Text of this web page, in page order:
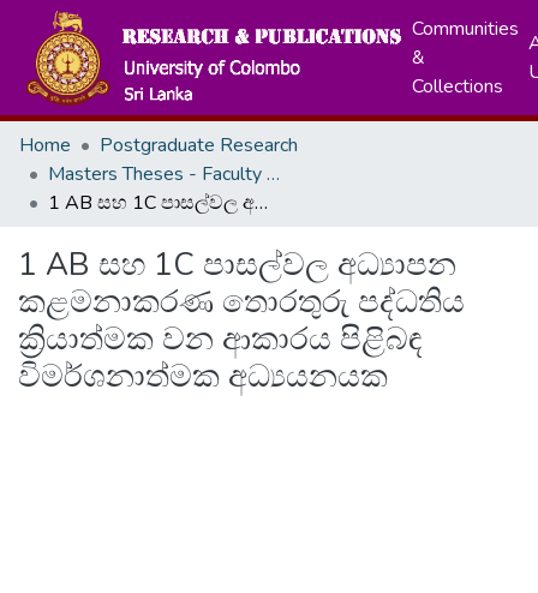
Communities
&
Collections
Home
Postgraduate Research
Masters Theses - Faculty of Education
1 AB සහ 1C පාසල්වල අධ්‍යාපන කළමනාකරණ තොරතුරු පද්ධතිය ක්‍රියාත්මක වන ආකාරය පිළිබඳ විමර්ශනාත්මක අධ්‍යයනයක
1 AB සහ 1C පාසල්වල අධ්‍යාපන
කළමනාකරණ තොරතුරු පද්ධතිය
ක්‍රියාත්මක වන ආකාරය පිළිබඳ
විමර්ශනාත්මක අධ්‍යයනයක